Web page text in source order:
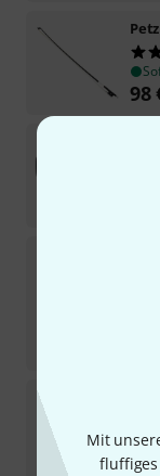
Mit
Petz
98
98